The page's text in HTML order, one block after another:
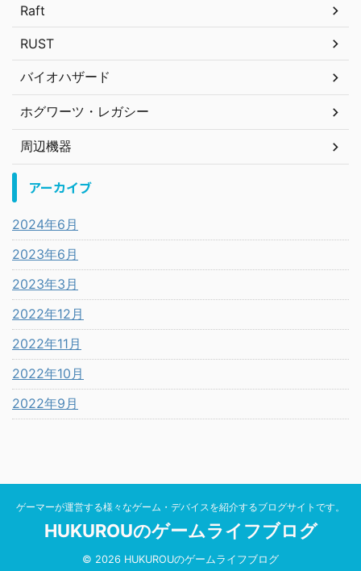
Raft
RUST
バイオハザード
ホグワーツ・レガシー
周辺機器
アーカイブ
2024年6月
2023年6月
2023年3月
2022年12月
2022年11月
2022年10月
2022年9月
ゲーマーが運営する様々なゲーム・デバイスを紹介するブログサイトです。
HUKUROUのゲームライフブログ
© 2026 HUKUROUのゲームライフブログ